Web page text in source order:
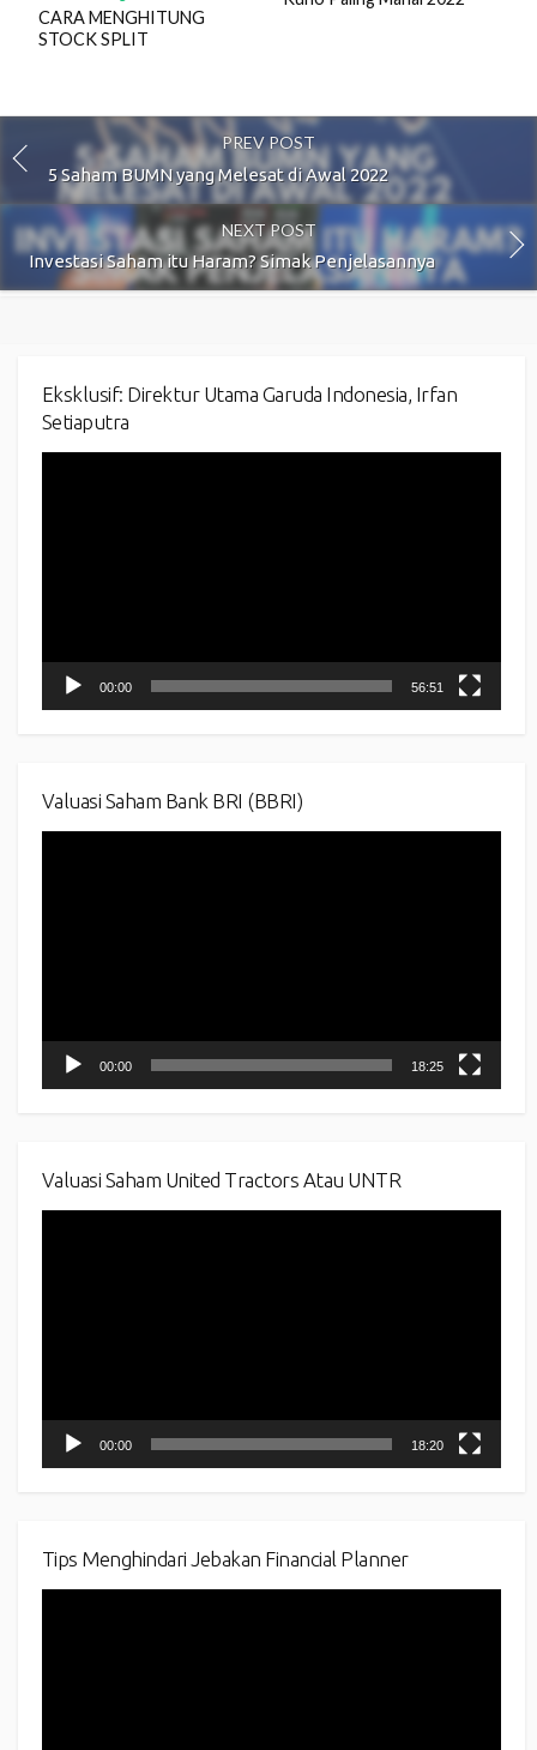
CARA MENGHITUNG
STOCK SPLIT
PREV POST
5 Saham BUMN yang Melesat di Awal 2022
NEXT POST
Investasi Saham itu Haram? Simak Penjelasannya
Eksklusif: Direktur Utama Garuda Indonesia, Irfan
Setiaputra
00:00 56:51
Valuasi Saham Bank BRI (BBRI)
00:00 18:25
Valuasi Saham United Tractors Atau UNTR
00:00 18:20
Tips Menghindari Jebakan Financial Planner